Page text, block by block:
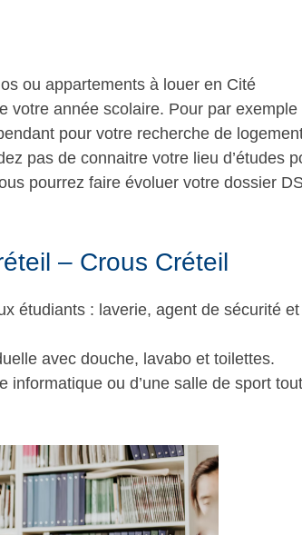
ou appartements à louer en Cité
votre année scolaire. Pour par exemple
pour votre recherche de
pas de connaitre votre lieu d’études
pourrez faire évoluer votre dossier
– Crous Créteil
étudiants : laverie, agent de sécurité et
avec douche, lavabo et toilettes.
informatique ou d’une salle de sport